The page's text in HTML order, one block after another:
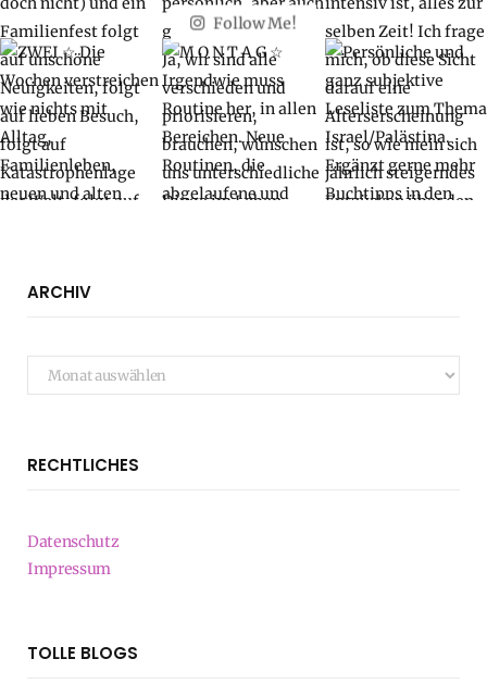
Follow Me!
ARCHIV
Archiv
RECHTLICHES
Datenschutz
Impressum
TOLLE BLOGS